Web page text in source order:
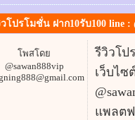
โปรโมชั่น ฝาก10รับ100 line :
โพสโดย
@sawan888vip
รีวิวโป
เว็บไ
แพลต